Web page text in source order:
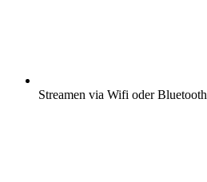
Streamen via Wifi oder Bluetooth